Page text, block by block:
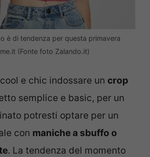
è di tendenza per questa primavera
(Fonte foto Zalando.it)
e chic indossare un crop
semplice e basic, per un
potresti optare per un
con maniche a sbuffo o
. La tendenza del momento